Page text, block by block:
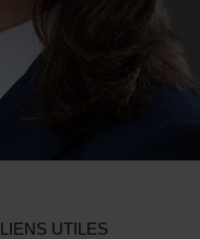
LIENS UTILES